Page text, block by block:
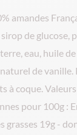
amandes
de glucose,
eau, huile
de vanille.
à coque. Valeurs
pour 100g :
grasses 19g -